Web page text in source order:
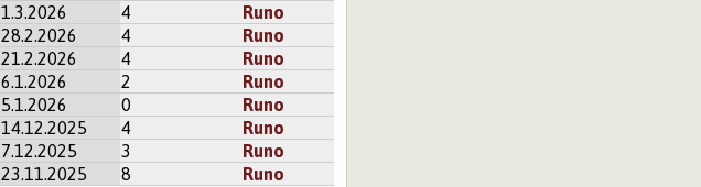
1.3.2026 4
Runo
28.2.2026 4
Runo
21.2.2026 4
Runo
6.1.2026 2
Runo
5.1.2026 0
Runo
14.12.2025 4
Runo
7.12.2025 3
Runo
23.11.2025 8
Runo